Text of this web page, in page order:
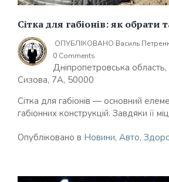
Сітка для габіонів: як обрати
ОПУБЛІКОВАНО Василь
0 Comments
Дніпропетровська область,
Сизова, 7А, 50000
Сітка для габіонів — основний
габіонних конструкцій. Завдяки її
Опубліковано в Новини, Авто,